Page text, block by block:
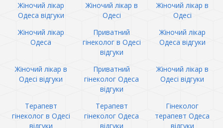
Жіночий лікар
Одеса відгуки
Жіночий лікар в
Одесі
Жіночий лікар в
Одесі
Жіночий лікар
Одеса
Приватний
гінеколог в Одесі
відгуки
Жіночий лікар
Одеса відгуки
Жіночий лікар в
Одесі відгуки
Приватний
гінеколог Одеса
відгуки
Жіночий лікар в
Одесі відгуки
Терапевт
гінеколог в Одесі
відгуки
Терапевт
гінеколог Одеса
відгуки
Гінеколог
терапевт Одеса
відгуки